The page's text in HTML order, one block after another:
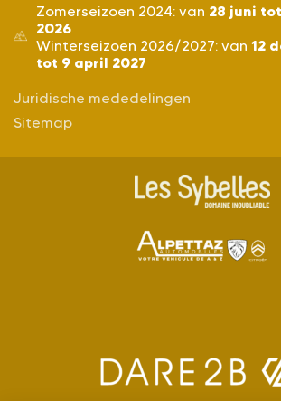
Zomerseizoen 2024: van 28 juni
2026
Winterseizoen 2026/2027: van 12
tot 9 april 2027
Juridische mededelingen
Sitemap